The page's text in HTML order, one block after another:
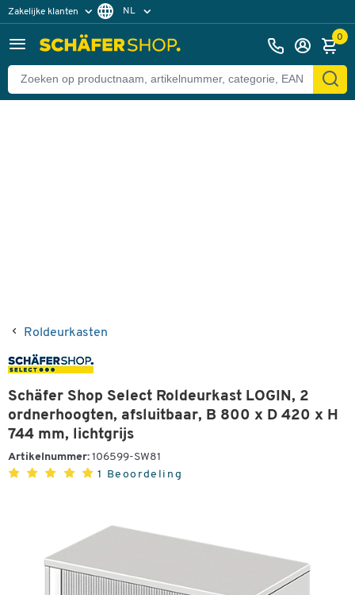
Zakelijke klanten
Particuliere klanten
NL
0
Roldeurkasten
Schäfer Shop Select Roldeurkast LOGIN, 2
ordnerhoogten, afsluitbaar, B 800 x D 420 x H
744 mm, lichtgrijs
Artikelnummer: 106599-SW81
1 Beoordeling
Terug